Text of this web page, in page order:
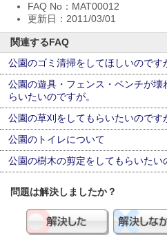
FAQ No：MAT00012
更新日：2011/03/01
関連するFAQ
公園のゴミ清掃をしてほしいのです
公園の遊具・フェンス・ベンチが壊
らいたいのですが。
公園の草刈をしてもらいたいのです
公園のトイレについて
公園の樹木の剪定をしてもらいたい
問題は解決しましたか？